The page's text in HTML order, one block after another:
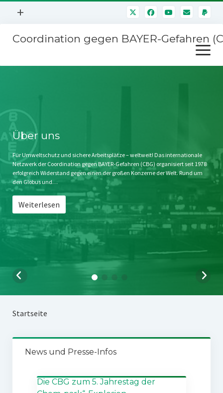
Menü
+
Mitmachen
Kontakt
Impressum
Störfälle
Coordination gegen BAYER-Gefahren
Menü
öffnen
Stichwort BAYER
Jahrestagung
SPENDEN
Über uns
Für Umweltschutz und sichere Arbeitsplätze – weltweit! Das internationale
Netzwerk der Coordination gegen BAYER-Gefahren (CBG) organisiert seit 1978
erfolgreich Widerstand gegen einen der großen Konzerne der Welt. Rund um
den Globus und…
Weiterlesen
Startseite
News und Presse-Infos
Die CBG zum 5. Jahrestag der